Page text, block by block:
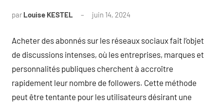
par Louise KESTEL juin 14, 2024
Acheter des abonnés sur les réseaux sociaux fait l’objet
de discussions intenses, où les entreprises, marques et
personnalités publiques cherchent à accroître
rapidement leur nombre de followers. Cette méthode
peut être tentante pour les utilisateurs désirant une